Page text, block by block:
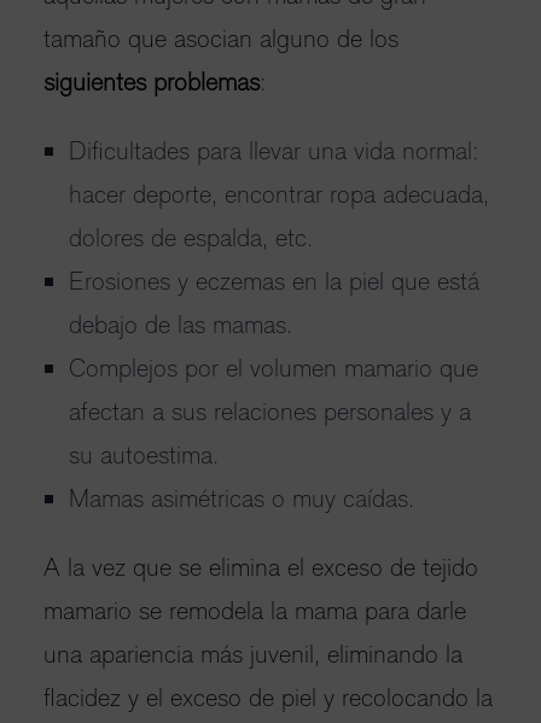
tamaño que asocian alguno de los
siguientes problemas:
Dificultades para llevar una vida normal:
hacer deporte, encontrar ropa adecuada,
dolores de espalda, etc.
Erosiones y eczemas en la piel que está
debajo de las mamas.
Complejos por el volumen mamario que
afectan a sus relaciones personales y a
su autoestima.
Mamas asimétricas o muy caídas.
A la vez que se elimina el exceso de tejido
mamario se remodela la mama para darle
una apariencia más juvenil, eliminando la
flacidez y el exceso de piel y recolocando la